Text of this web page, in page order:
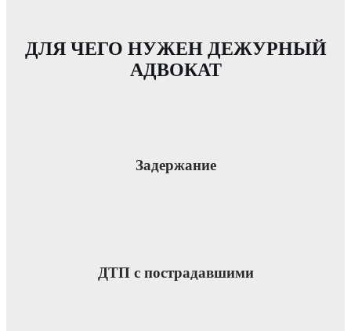
ДЛЯ ЧЕГО НУЖЕН ДЕЖУРНЫЙ
АДВОКАТ
Задержание
ДТП с пострадавшими